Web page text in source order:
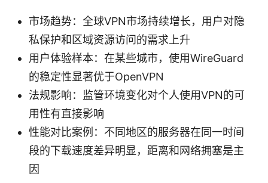
市场趋势：全球VPN市场持续增长，用户对隐
私保护和区域资源访问的需求上升
用户体验样本：在某些城市，使用WireGuard
的稳定性显著优于OpenVPN
法规影响：监管环境变化对个人使用VPN的可
用性有直接影响
性能对比案例：不同地区的服务器在同一时间
段的下载速度差异明显，距离和网络拥塞是主
因